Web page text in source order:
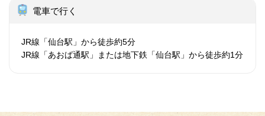
電車で行く
JR線「仙台駅」から徒歩約5分
JR線「あおば通駅」または地下鉄「仙台駅」から徒歩約1分